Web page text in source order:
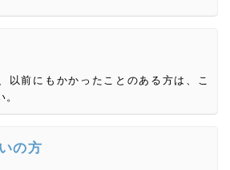
以前にもかかったことのある方は、こ
の方